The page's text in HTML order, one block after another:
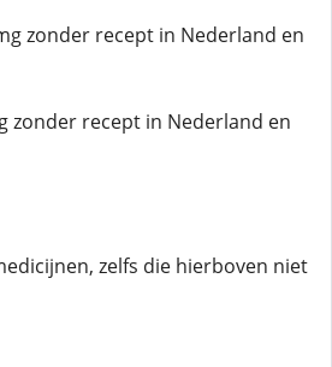
zonder recept in Nederland en
zonder recept in Nederland en
zelfs die hierboven niet